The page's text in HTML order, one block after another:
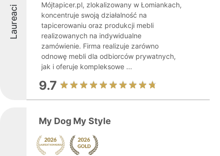
Laureaci
Mójtapicer.pl, zlokalizowany w Łomiankach,
koncentruje swoją działalność na
tapicerowaniu oraz produkcji mebli
realizowanych na indywidualne
zamówienie. Firma realizuje zarówno
odnowę mebli dla odbiorców prywatnych,
jak i oferuje kompleksowe ...
9.7
My Dog My Style